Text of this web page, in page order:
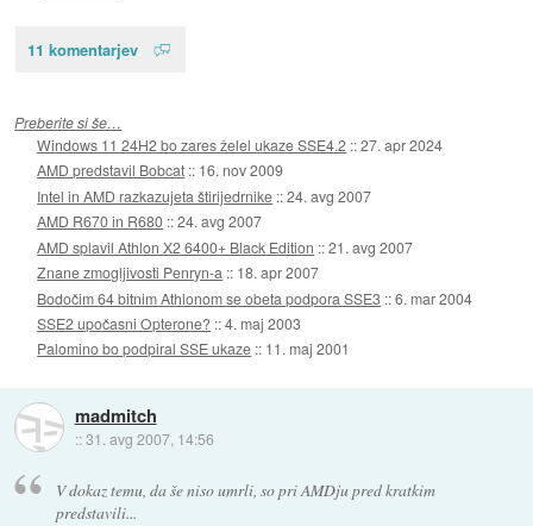
11 komentarjev
Preberite si še…
Windows 11 24H2 bo zares želel ukaze SSE4.2 ::27. apr 2024
AMD predstavil Bobcat :: 16. nov 2009
Intel in AMD razkazujeta štirijedrnike ::24. avg 2007
AMD R670 in R680 ::24. avg 2007
AMD splavil Athlon X2 6400+ Black Edition ::21. avg 2007
Znane zmogljivosti Penryn-a :: 18. apr 2007
Bodočim 64 bitnim Athlonom se obeta podpora SSE3 ::6. mar 2004
SSE2 upočasni Opterone? ::4. maj 2003
Palomino bo podpiral SSE ukaze :: 11. maj 2001
madmitch
::31. avg 2007, 14:56
V dokaz temu, da še niso umrli, so pri AMDju pred kratkim
predstavili...